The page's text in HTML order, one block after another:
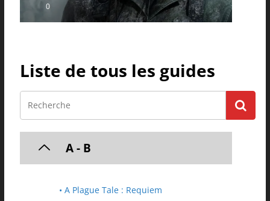
0
Liste de tous les guides
A - B
• A Plague Tale : Requiem